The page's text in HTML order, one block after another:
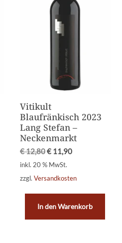
Vitikult
Blaufränkisch 2023
Lang Stefan –
Neckenmarkt
€12,80€11,90
inkl. 20 % MwSt.
zzgl. Versandkosten
In den Warenkorb